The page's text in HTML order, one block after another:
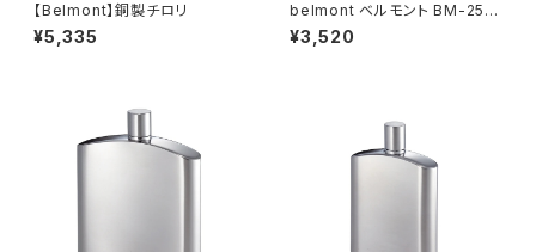
【Belmont】銅製チロリ
¥5,335
belmont ベルモント BM-258
U.L. Hibasami
¥3,520